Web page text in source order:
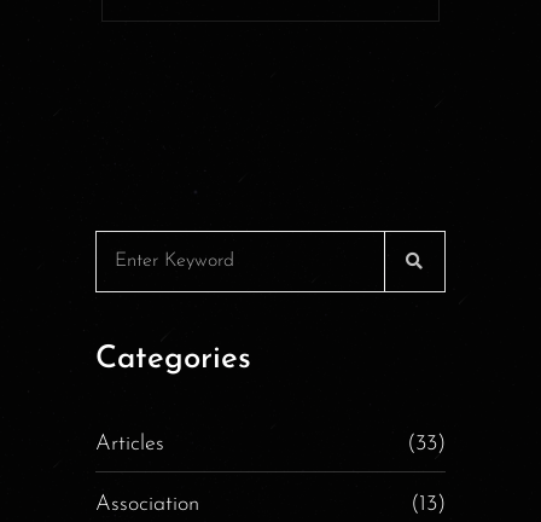
Categories
Articles (33)
Association (13)